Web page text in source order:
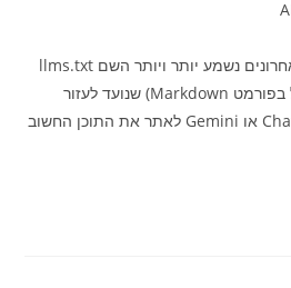
קובץ טקסט פשוט (בדרך כלל בפורמט Markdown) שנועד לעזור
למודלים כמו ChatGPT, Claude או Gemini לאתר את התוכן החשוב